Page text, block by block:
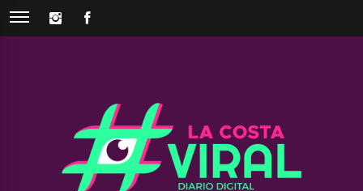
Skip
INSTAGRAM